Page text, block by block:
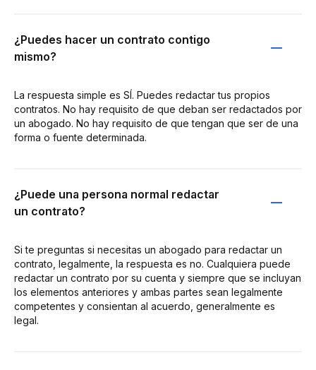
¿Puedes hacer un contrato contigo
mismo?
La respuesta simple es SÍ. Puedes redactar tus propios
contratos. No hay requisito de que deban ser redactados por
un abogado. No hay requisito de que tengan que ser de una
forma o fuente determinada.
¿Puede una persona normal redactar
un contrato?
Si te preguntas si necesitas un abogado para redactar un
contrato, legalmente, la respuesta es no. Cualquiera puede
redactar un contrato por su cuenta y siempre que se incluyan
los elementos anteriores y ambas partes sean legalmente
competentes y consientan al acuerdo, generalmente es
legal.